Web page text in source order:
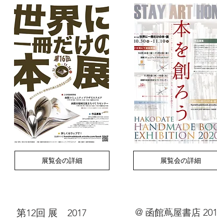
展覧会の詳細 展覧会の詳細
​第12回 展 2017 @ 函館蔦屋書店